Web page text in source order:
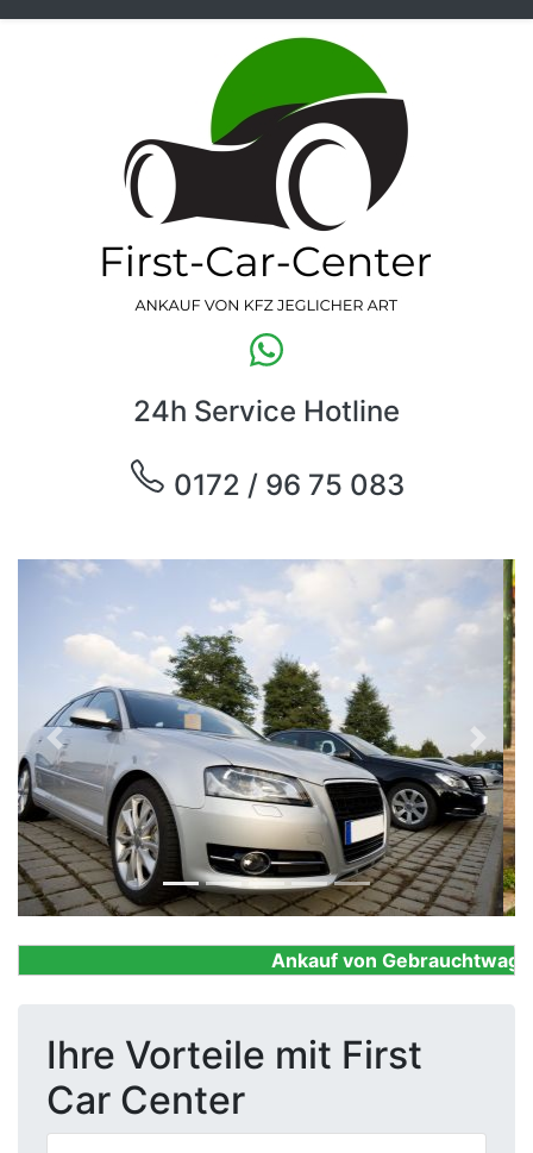
24h Service Hotline
0172 / 96 75 083
Previous Next
Ankauf von
Ihre Vorteile mit First
Car Center